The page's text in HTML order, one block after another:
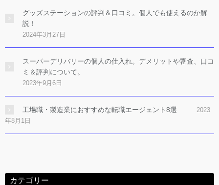
グッズステーションの評判＆口コミ。個人でも使えるのか解
説！
2024年3月27日
スーパーデリバリーの個人の仕入れ。デメリットや審査、口コ
ミ＆評判について。
2023年9月6日
工場職・製造業におすすめな転職エージェント8選
2023
年8月1日
カテゴリー